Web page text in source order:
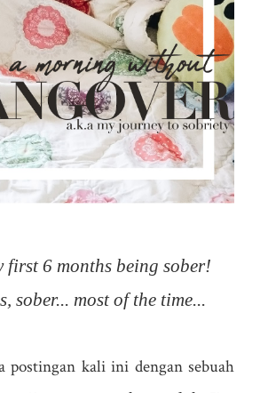
first 6 months being sober!
sober... most of the time...
kali ini dengan sebuah